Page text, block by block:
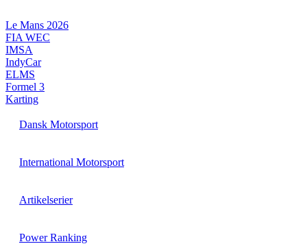
til
indhold
Le Mans 2026
FIA WEC
IMSA
IndyCar
ELMS
Formel 3
Karting
Dansk Motorsport
International Motorsport
Artikelserier
Power Ranking